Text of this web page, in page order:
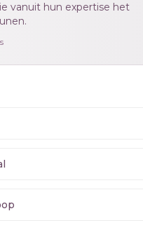
vanuit hun expertise het